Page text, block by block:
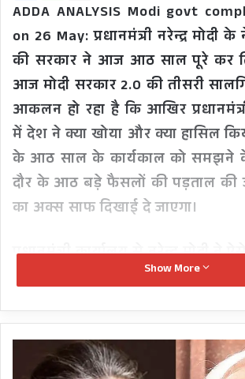
ADDA ANALYSIS Modi govt
on 26 May: प्रधानमंत्री नरेन्द्र मोदी के
की सरकार ने आज आठ साल पूरे कर
आज मोदी सरकार 2.0 की तीसरी
आकलन हो रहा है कि आखिर
में देश ने क्या खोया और क्या हासिल
के आठ साल के कार्यकाल को समझने
दौर के आठ बड़े फैसलों की पड़ताल की
का अक्स साफ दिखाई दे जाएगा।
प्रधानमंत्री कार्यालय से नरेन्द्र मोदी
जिनका तात्कालिक असर हुआ तो
ऊपर के पायदान पर पहुंचा दिया
छिछालेदर भी कम नहीं कराई।
Show More
राहुल-